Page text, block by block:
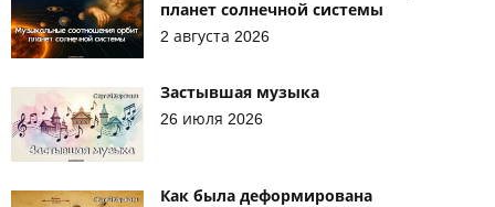
планет солнечной системы
2 августа 2026
Застывшая музыка
26 июля 2026
Как была деформирована